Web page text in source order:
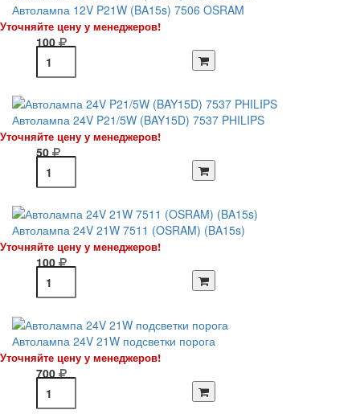
Автолампа 12V P21W (BA15s) 7506 OSRAM
Уточняйте цену у менеджеров!
100
Автолампа 24V P21/5W (BAY15D) 7537 PHILIPS
Уточняйте цену у менеджеров!
50
Автолампа 24V 21W 7511 (OSRAM) (BA15s)
Уточняйте цену у менеджеров!
100
Автолампа 24V 21W подсветки порога
Уточняйте цену у менеджеров!
700